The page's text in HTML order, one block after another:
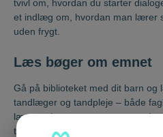
tvivl om, hvordan du starter
et indlæg om, hvordan man lærer
uden frygt.
Læs bøger om emnet
Gå på biblioteket med dit barn og
tandlæger og tandpleje – både
læse en bog sammen er en god
tandlægen på, da han/hun på